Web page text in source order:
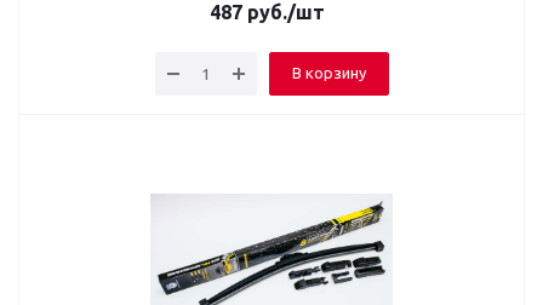
487 руб./шт
В корзину